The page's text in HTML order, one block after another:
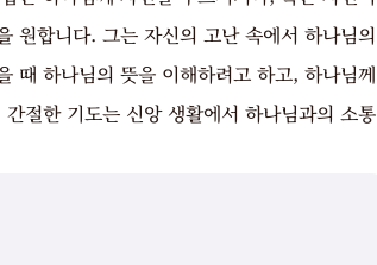
원합니다. 그는 자신의 고난 속에서 하나님의
때 하나님의 뜻을 이해하려고 하고, 하나님께
절한 기도는 신앙 생활에서 하나님과의 소통